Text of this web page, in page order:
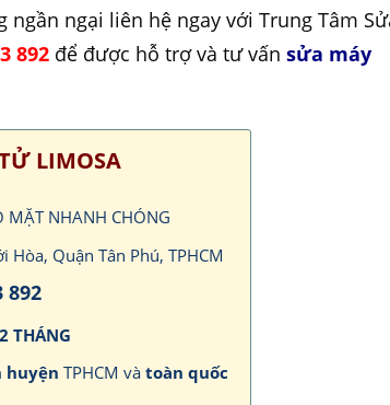
ngại liên hệ ngay với Trung Tâm
892 để được hỗ trợ và tư vấnsửa máy
LIMOSA
MẶT NHANH CHÓNG
Quận Tân Phú, TPHCM
892
THÁNG
huyện TPHCM vàtoàn quốc